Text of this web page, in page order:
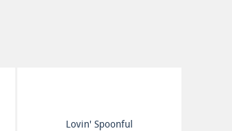
Lovin' Spoonful